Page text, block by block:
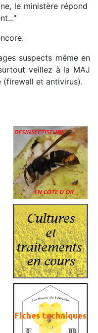
le ministère répond
suspects même en
veillez à la MAJ
et antivirus).